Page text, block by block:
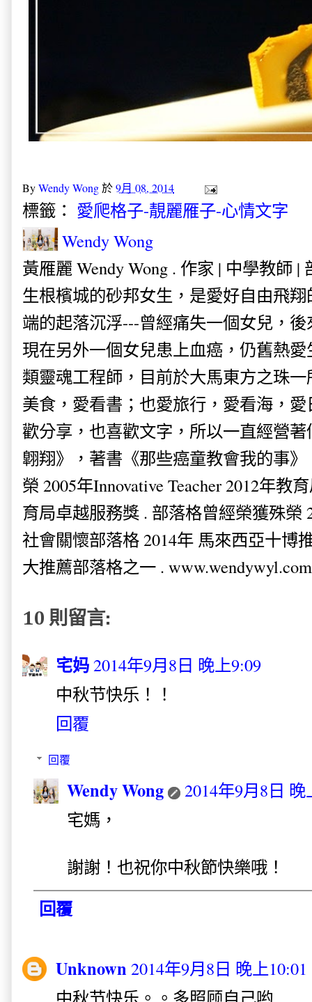
ByWendy Wong於9月 08, 2014
標籤： 愛爬格子-靚麗雁子-心情文字
Wendy Wong
黃雁麗 Wendy Wong . 作家 | 中學教師 |
生根檳城的砂邦女生，是愛好自由飛
端的起落沉浮---曾經痛失一個女兒，
現在另外一個女兒患上血癌，仍舊熱
類靈魂工程師，目前於大馬東方之珠
美食，愛看書；也愛旅行，愛看海，
歡分享，也喜歡文字，所以一直經營
翺翔》，著書《那些癌童教會我的事
榮 2005年Innovative Teacher 2012年教
育局卓越服務獎 . 部落格曾經榮獲殊榮
社會關懷部落格 2014年 馬來西亞十博
大推薦部落格之一 . www.wendywyl.com
10 則留言:
宅妈2014年9月8日 晚上9:09
中秋节快乐！！
回覆
回覆
Wendy Wong
2014年9月8日 晚
宅媽，
謝謝！也祝你中秋節快樂哦！
回覆
Unknown 2014年9月8日 晚上10:01